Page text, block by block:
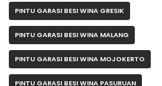
PINTU GARASI BESI WINA GRESIK
PINTU GARASI BESI WINA MALANG
PINTU GARASI BESI WINA MOJOKERTO
PINTU GARASI BESI WINA PASURUAN